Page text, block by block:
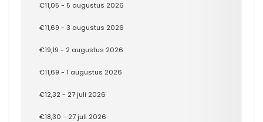
€11,05 - 5 augustus 2026
€11,69 - 3 augustus 2026
€19,19 - 2 augustus 2026
€11,69 - 1 augustus 2026
€12,32 - 27 juli 2026
€18,30 - 27 juli 2026